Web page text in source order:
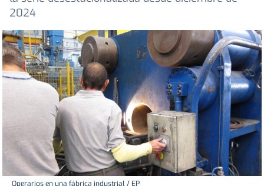
2024
Operarios en una fábrica industrial / EP